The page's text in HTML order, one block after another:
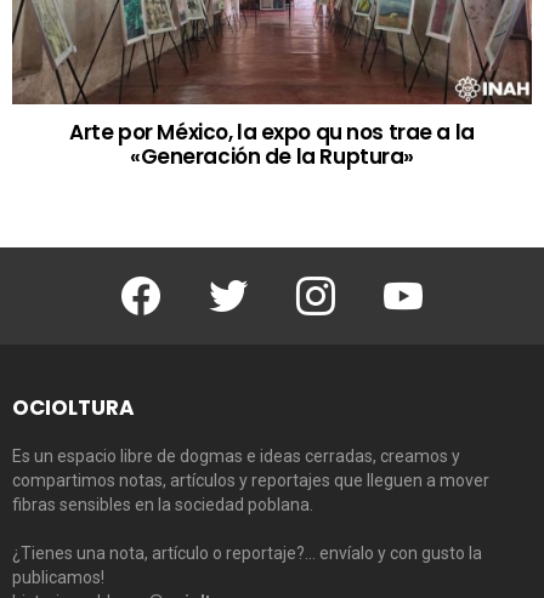
Arte por México, la expo qu nos trae a la
«Generación de la Ruptura»
Facebook Twitter Instagram Youtube
OCIOLTURA
Es un espacio libre de dogmas e ideas cerradas, creamos y
compartimos notas, artículos y reportajes que lleguen a mover
fibras sensibles en la sociedad poblana.
¿Tienes una nota, artículo o reportaje?… envíalo y con gusto la
publicamos!